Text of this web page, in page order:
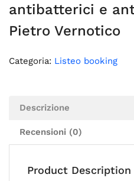
antibatterici e
Pietro Vernotico
Categoria: Listeo booking
Descrizione
Recensioni (0)
Product Description